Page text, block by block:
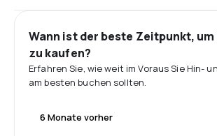
Wann ist der beste Zeitpunkt,
zu kaufen?
Erfahren Sie, wie weit im Voraus Sie Hin-
am besten buchen sollten.
6 Monate vorher